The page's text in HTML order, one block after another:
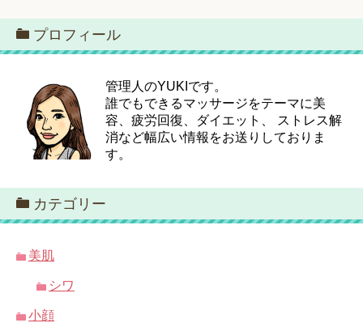
プロフィール
管理人のYUKIです。
誰でもできるマッサージをテーマに美
容、疲労回復、ダイエット、 ストレス解
消など幅広い情報をお送りしておりま
す。
カテゴリー
美肌
シワ
小顔